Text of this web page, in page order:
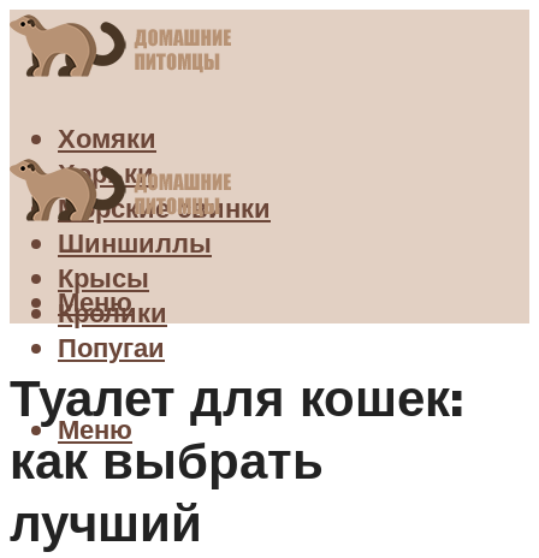
Хомяки
Хорьки
Морские свинки
Шиншиллы
Крысы
Кролики
Попугаи
Меню
Меню
Туалет для кошек:
как выбрать
лучший